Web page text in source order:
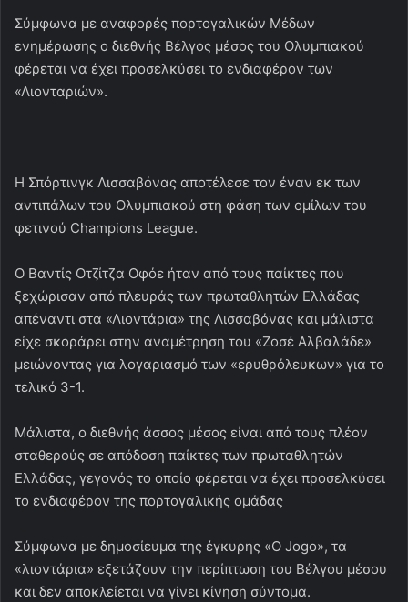
Σύμφωνα με αναφορές πορτογαλικών Μέδων
ενημέρωσης ο διεθνής Βέλγος μέσος του Ολυμπιακού
φέρεται να έχει προσελκύσει το ενδιαφέρον των
«Λιονταριών».
Η Σπόρτινγκ Λισσαβόνας αποτέλεσε τον έναν εκ των
αντιπάλων του Ολυμπιακού στη φάση των ομίλων του
φετινού Champions League.
Ο Βαντίς Οτζίτζα Οφόε ήταν από τους παίκτες που
ξεχώρισαν από πλευράς των πρωταθλητών Ελλάδας
απέναντι στα «Λιοντάρια» της Λισσαβόνας και μάλιστα
είχε σκοράρει στην αναμέτρηση του «Ζοσέ Αλβαλάδε»
μειώνοντας για λογαριασμό των «ερυθρόλευκων» για το
τελικό 3-1.
Μάλιστα, ο διεθνής άσσος μέσος είναι από τους πλέον
σταθερούς σε απόδοση παίκτες των πρωταθλητών
Ελλάδας, γεγονός το οποίο φέρεται να έχει προσελκύσει
το ενδιαφέρον της πορτογαλικής ομάδας
Σύμφωνα με δημοσίευμα της έγκυρης «O Jogo», τα
«λιοντάρια» εξετάζουν την περίπτωση του Βέλγου μέσου
και δεν αποκλείεται να γίνει κίνηση σύντομα.